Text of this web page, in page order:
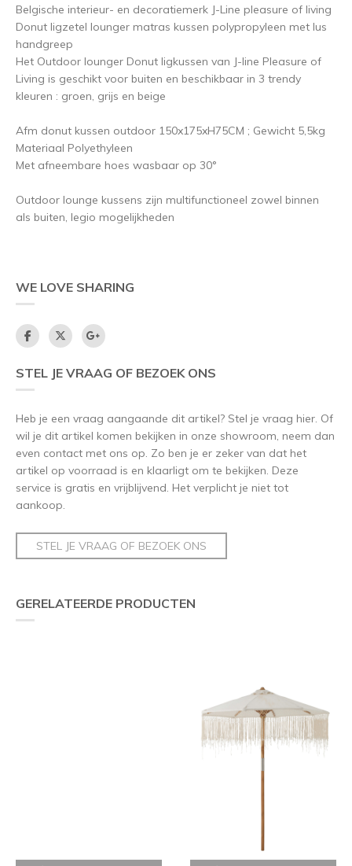
Belgische interieur- en decoratiemerk J-Line pleasure of living
Donut ligzetel lounger matras kussen polypropyleen met lus
handgreep
Het Outdoor lounger Donut ligkussen van J-line Pleasure of
Living is geschikt voor buiten en beschikbaar in 3 trendy
kleuren : groen, grijs en beige
Afm donut kussen outdoor 150x175xH75CM ; Gewicht 5,5kg
Materiaal Polyethyleen
Met afneembare hoes wasbaar op 30°
Outdoor lounge kussens zijn multifunctioneel zowel binnen
als buiten, legio mogelijkheden
WE LOVE SHARING
STEL JE VRAAG OF BEZOEK ONS
Heb je een vraag aangaande dit artikel? Stel je vraag hier. Of
wil je dit artikel komen bekijken in onze showroom, neem dan
even contact met ons op. Zo ben je er zeker van dat het
artikel op voorraad is en klaarligt om te bekijken. Deze
service is gratis en vrijblijvend. Het verplicht je niet tot
aankoop.
STEL JE VRAAG OF BEZOEK ONS
GERELATEERDE PRODUCTEN